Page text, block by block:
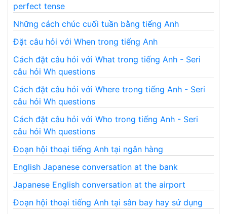
perfect tense
Những cách chúc cuối tuần bằng tiếng Anh
Đặt câu hỏi với When trong tiếng Anh
Cách đặt câu hỏi với What trong tiếng Anh - Seri
câu hỏi Wh questions
Cách đặt câu hỏi với Where trong tiếng Anh - Seri
câu hỏi Wh questions
Cách đặt câu hỏi với Who trong tiếng Anh - Seri
câu hỏi Wh questions
Đoạn hội thoại tiếng Anh tại ngân hàng
English Japanese conversation at the bank
Japanese English conversation at the airport
Đoạn hội thoại tiếng Anh tại sân bay hay sử dụng